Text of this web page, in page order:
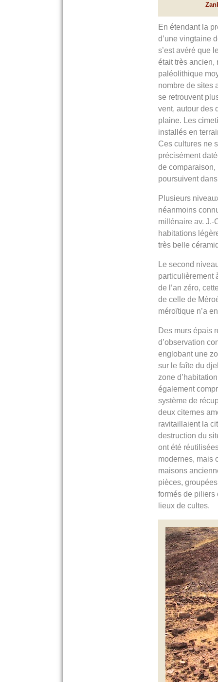
En étendant la
d’une vingtaine
s’est avéré que
était très ancien,
paléolithique
nombre de sites
se retrouvent
vent, autour des
plaine. Les
installés en
Ces cultures ne
précisément
de
poursuivent
Plusieurs
néanmoins
millénaire av. J.-
habitations
très belle
Le second
particulièrement
de l’an zéro,
de celle de
méroïtique n’a
Des murs épais
d’observation
englobant une
sur le faîte du
zone
également
système de
deux citernes
ravitaillaient la
destruction du
ont été
modernes, mais
maisons
pièces,
formés de piliers
lieux de cultes.